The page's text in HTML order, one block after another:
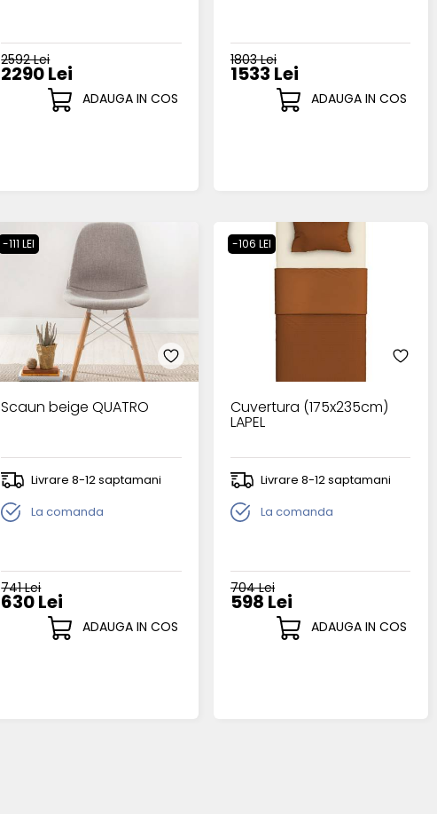
2592 Lei
2290 Lei
ADAUGA IN COS
1803 Lei
1533 Lei
ADAUGA IN COS
-111 LEI
Scaun beige QUATRO
Livrare 8-12 saptamani
La comanda
741 Lei
630 Lei
ADAUGA IN COS
-106 LEI
Cuvertura (175x235cm)
LAPEL
Livrare 8-12 saptamani
La comanda
704 Lei
598 Lei
ADAUGA IN COS